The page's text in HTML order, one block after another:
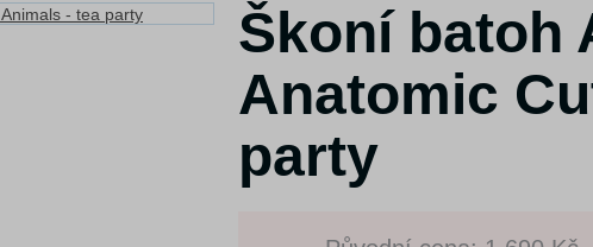
Škoní batoh
Anatomic
party